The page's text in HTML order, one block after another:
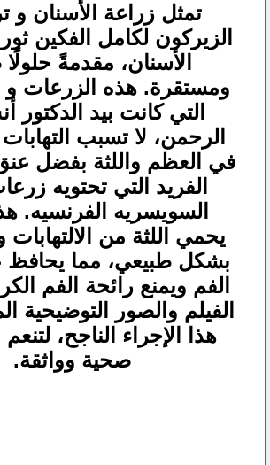
تمثل زراعة الأسنان و
الزيركون لكامل الفكين
الأسنان، مقدمةً
ومستقرة. هذه الزرعات و
التي كانت بيد الدكتور
الرحمن، لا تسبب التهابات
في العظم واللثة بفضل
السويسريه الفرنسيه.
يحمي اللثة من الالتهابات
بشكل طبيعي، مما
الفم ويمنع رائحة الفم
الفيلم والصور التوضيحية
هذا الإجراء الناجح، لتنعم
صحية وواثقة.